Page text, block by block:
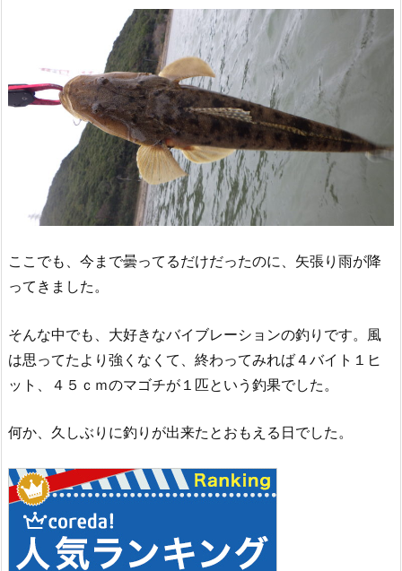
ここでも、今まで曇ってるだけだったのに、矢張り雨が降
ってきました。
そんな中でも、大好きなバイブレーションの釣りです。風
は思ってたより強くなくて、終わってみれば４バイト１ヒ
ット、４５ｃｍのマゴチが１匹という釣果でした。
何か、久しぶりに釣りが出来たとおもえる日でした。